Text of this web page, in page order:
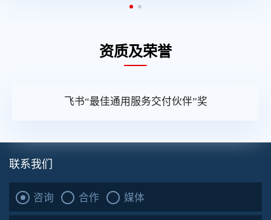
资质及荣誉
飞书“最佳通用服务交付伙伴”奖
联系我们
咨询 合作 媒体